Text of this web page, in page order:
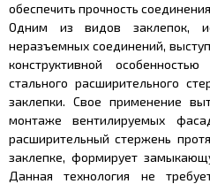
обеспечить прочность
Одним из видов заклепок,
неразъемных соединений,
конструктивной
стального расширительного
заклепки. Свое применение
монтаже вентилируемых
расширительный стержень
заклепке, формирует
Данная технология не